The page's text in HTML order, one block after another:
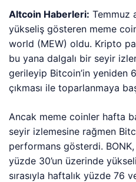
Altcoin Haberleri: Temmuz
yükseliş gösteren meme
world (MEW) oldu. Kripto
bu yana dalgalı bir seyir
gerileyip Bitcoin’in yeniden
çıkması ile toparlanmaya
Ancak meme coinler hafta
seyir izlemesine rağmen
performans gösterdi. BONK,
yüzde 30’un üzerinde
sırasıyla haftalık yüzde 76